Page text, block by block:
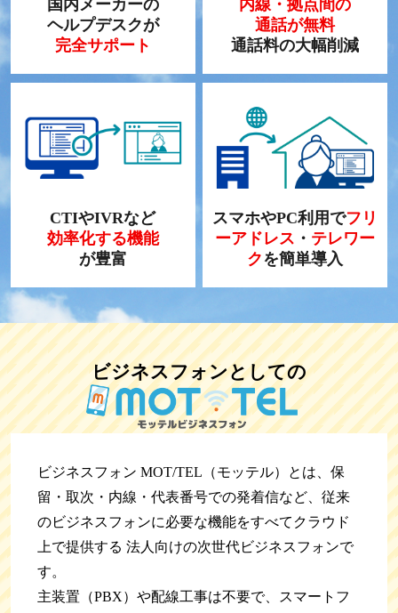
国内メーカーの
ヘルプデスクが
完全サポート
内線・拠点間の
通話が無料
通話料の大幅削減
CTIやIVRなど
効率化する機能
が豊富
スマホやPC利用でフリ
ーアドレス ・ テレワー
クを簡単導入
ビジネスフォンとしての
ビジネスフォン MOT/TEL（モッテル）とは、保
留・取次・内線・代表番号での発着信など、従来
のビジネスフォンに必要な機能をすべてクラウド
上で提供する 法人向けの次世代ビジネスフォンで
す。
主装置（PBX）や配線工事は不要で、スマートフ